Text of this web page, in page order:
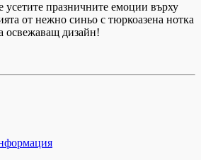
усетите празничните емоции върху
от нежно синьо с тюркоазена нотка
освежаващ дизайн!